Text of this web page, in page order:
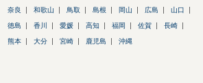
奈良 和歌山 鳥取 島根 岡山 広島 山口
徳島 香川 愛媛 高知 福岡 佐賀 長崎
熊本 大分 宮崎 鹿児島 沖縄